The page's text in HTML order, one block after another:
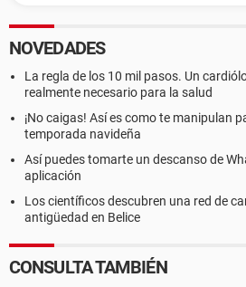
NOVEDADES
La regla de los 10 mil pasos. Un
realmente necesario para la salud
¡No caigas! Así es como te manipulan
temporada navideña
Así puedes tomarte un descanso de
aplicación
Los científicos descubren una red de
antigüedad en Belice
CONSULTA TAMBIÉN